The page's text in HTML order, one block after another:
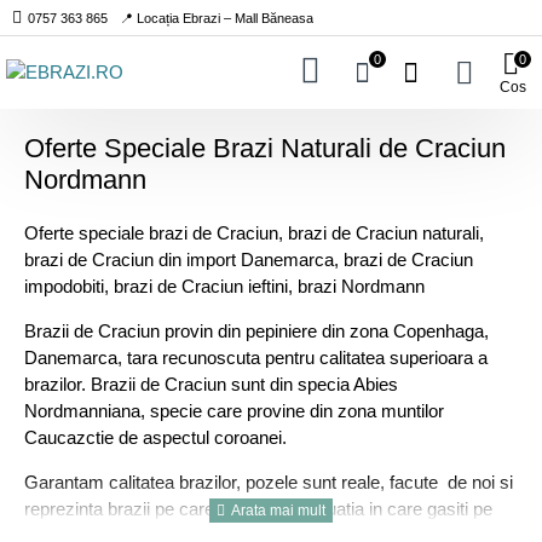
0757 363 865 📍 Locația Ebrazi – Mall Băneasa
0
Cos
0
Oferte Speciale Brazi Naturali de Craciun
Nordmann
Oferte speciale brazi de Craciun, brazi de Craciun naturali,
brazi de Craciun din import Danemarca, brazi de Craciun
impodobiti, brazi de Craciun ieftini, brazi Nordmann
Brazii de Craciun provin din pepiniere din zona Copenhaga,
Danemarca, tara recunoscuta pentru calitatea superioara a
brazilor. Brazii de Craciun sunt din specia Abies
Nordmanniana, specie care provine din zona muntilor
Caucazctie de aspectul coroanei.
Garantam calitatea brazilor, pozele sunt reale, facute de noi si
reprezinta brazii pe care ii livram. In situatia in care gasiti pe